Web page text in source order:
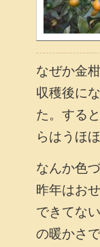
なぜか金
収穫後に
た。する
らはうほ
なんか色
昨年はお
できてな
の暖かさ